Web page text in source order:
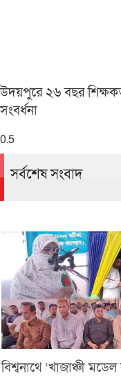
উদয়পুরে ২৬ বছর
সংবর্ধনা
সর্বশেষ সংবাদ
বিশ্বনাথে ‘খাজাঞ্চী